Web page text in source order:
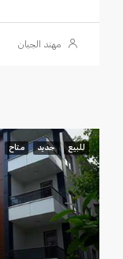
مهند الجبان
للبيع جديد متاح